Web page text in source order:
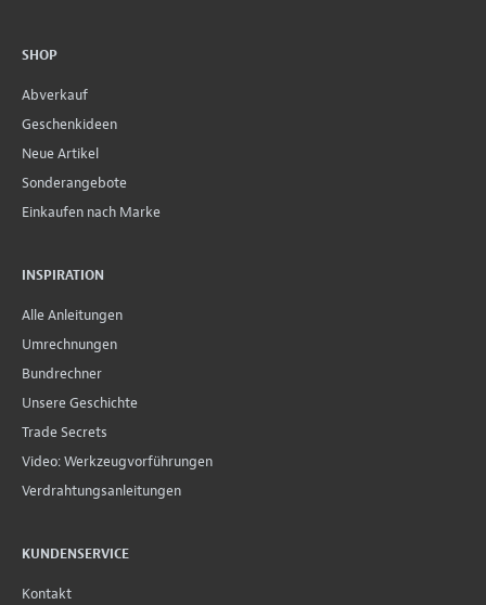
SHOP
Abverkauf
Geschenkideen
Neue Artikel
Sonderangebote
Einkaufen nach Marke
INSPIRATION
Alle Anleitungen
Umrechnungen
Bundrechner
Unsere Geschichte
Trade Secrets
Video: Werkzeugvorführungen
Verdrahtungsanleitungen
KUNDENSERVICE
Kontakt